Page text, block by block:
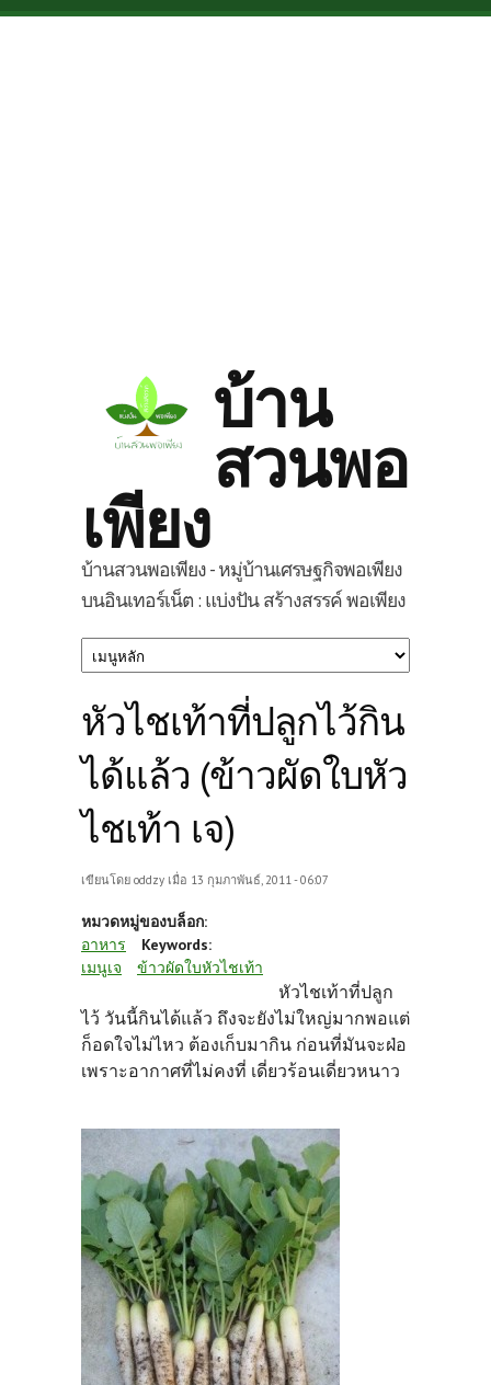
Skip to main content
บ้าน
สวนพอ
เพียง
บ้านสวนพอเพียง - หมู่บ้านเศรษฐกิจพอเพียง
บนอินเทอร์เน็ต : แบ่งปัน สร้างสรรค์ พอเพียง
หัวไชเท้าที่ปลูกไว้กิน
ได้แล้ว (ข้าวผัดใบหัว
ไชเท้า เจ)
เขียนโดย oddzy เมื่อ 13 กุมภาพันธ์, 2011 - 06:07
หมวดหมู่ของบล็อก:
อาหาร
Keywords:
เมนูเจ
ข้าวผัดใบหัวไชเท้า
หัวไชเท้าที่ปลูก
ไว้ วันนี้กินได้แล้ว ถึงจะยังไม่ใหญ่มากพอแต่
ก็อดใจไม่ไหว ต้องเก็บมากิน ก่อนที่มันจะฝ่อ
เพราะอากาศที่ไม่คงที่ เดี่ยวร้อนเดี่ยวหนาว